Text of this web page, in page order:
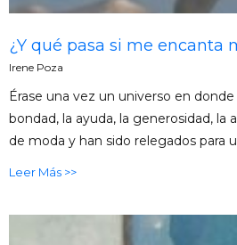
¿Y qué pasa si me encanta
Irene Poza
Érase una vez un universo en
bondad, la ayuda, la generosidad, la
de moda y han sido relegados para
Leer Más >>